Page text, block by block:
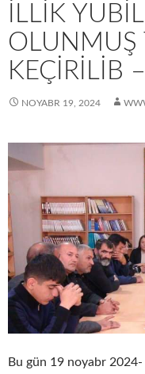
ILLIK
OLUNMUŞ
KEÇIRILIB
NOYABR 19, 2024
Bu gün 19 noyabr